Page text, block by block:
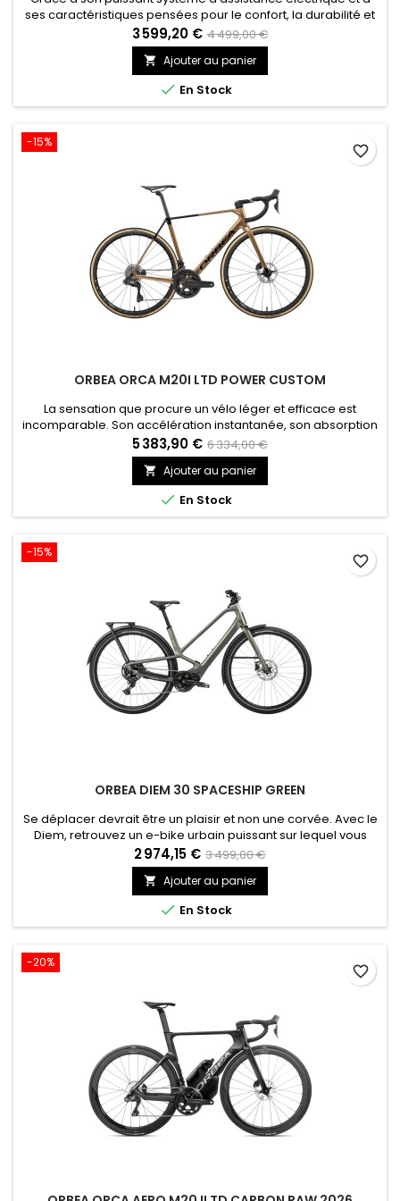
ses caractéristiques pensées pour le confort, la durabilité et
les aspects pratiques, toutes les routes vous appartiennent
sur le Synapse Neo Allroad.
3 599,20 € 4 499,00 €
 Ajouter au panier
 En Stock
-15%
ORBEA ORCA M20I LTD POWER CUSTOM
La sensation que procure un vélo léger et efficace est
incomparable. Son accélération instantanée, son absorption
des vibrations et sa conduite réactive tiennent à son cadre
conçu dans le but de réduire le poids et de renforcer la
rigidité.
5 383,90 € 6 334,00 €
 Ajouter au panier
 En Stock
favorite_border
-15%
ORBEA DIEM 30 SPACESHIP GREEN
Se déplacer devrait être un plaisir et non une corvée. Avec le
Diem, retrouvez un e-bike urbain puissant sur lequel vous
pouvez compter, un allié de confiance qui apporte une
touche d’élégance à votre quotidien.
2 974,15 € 3 499,00 €
 Ajouter au panier
 En Stock
favorite_border
-20%
favorite_border